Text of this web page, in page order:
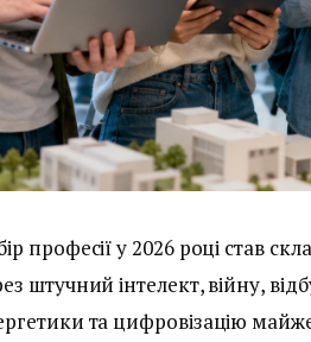
професії у 2026 році став
штучний інтелект, війну,
та цифровізацію